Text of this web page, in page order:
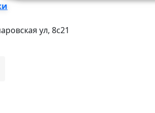
ул, 8c21